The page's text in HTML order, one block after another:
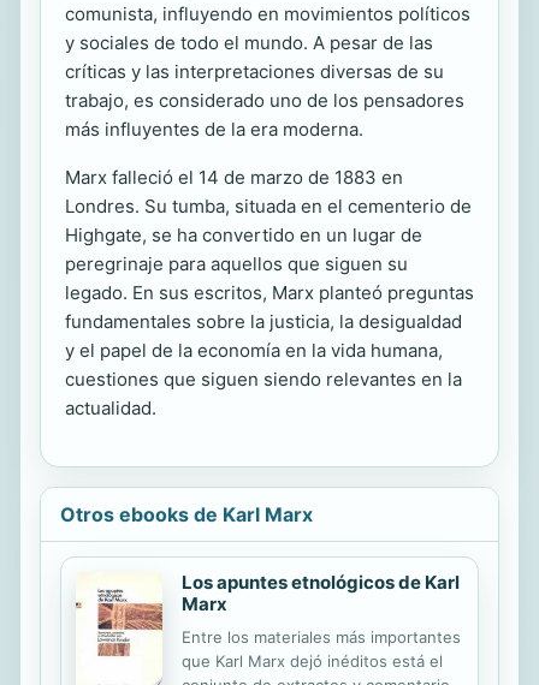
comunista, influyendo en movimientos políticos
y sociales de todo el mundo. A pesar de las
críticas y las interpretaciones diversas de su
trabajo, es considerado uno de los pensadores
más influyentes de la era moderna.
Marx falleció el 14 de marzo de 1883 en
Londres. Su tumba, situada en el cementerio de
Highgate, se ha convertido en un lugar de
peregrinaje para aquellos que siguen su
legado. En sus escritos, Marx planteó preguntas
fundamentales sobre la justicia, la desigualdad
y el papel de la economía en la vida humana,
cuestiones que siguen siendo relevantes en la
actualidad.
Otros ebooks de Karl Marx
Los apuntes etnológicos de Karl
Marx
Entre los materiales más importantes
que Karl Marx dejó inéditos está el